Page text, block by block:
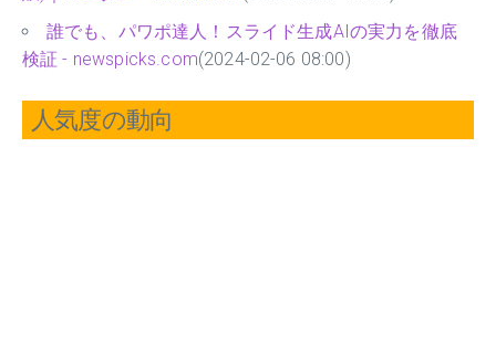
誰でも、パワポ達人！スライド生成AIの実力を徹底
検証 - newspicks.com(2024-02-06 08:00)
人気度の動向